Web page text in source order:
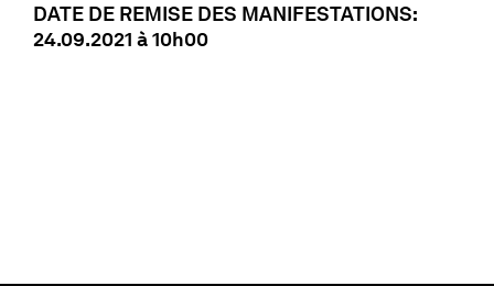
DATE DE REMISE DES MANIFESTATIONS:
24.09.2021 à 10h00